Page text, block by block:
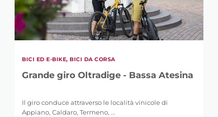
RAFFINA LA
RICERCA
BICI ED E-BIKE, BICI DA CORSA
Grande giro Oltradige - Bassa Atesina
Il giro conduce attraverso le località vinicole di
Appiano, Caldaro, Termeno, ...